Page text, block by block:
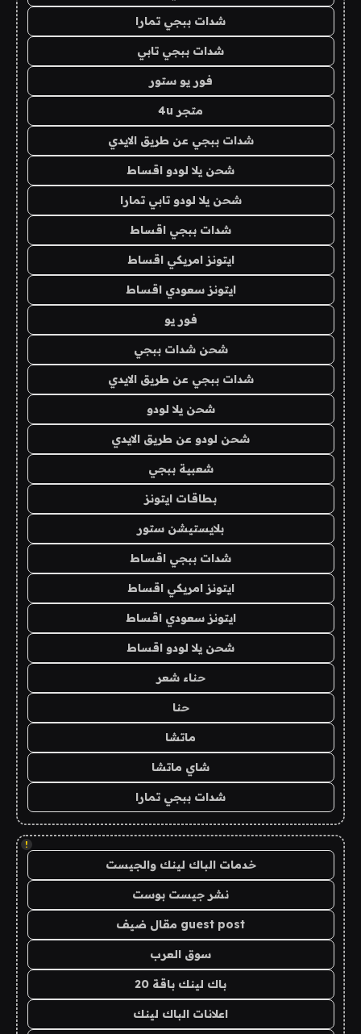
شدات ببجي تمارا
شدات ببجي تابي
فور يو ستور
متجر 4u
شدات ببجي عن طريق الايدي
شحن يلا لودو اقساط
شحن يلا لودو تابي تمارا
شدات ببجي اقساط
ايتونز امريكي اقساط
ايتونز سعودي اقساط
فور يو
شحن شدات ببجي
شدات ببجي عن طريق الايدي
شحن يلا لودو
شحن لودو عن طريق الايدي
شعبية ببجي
بطاقات ايتونز
بلايستيشن ستور
شدات ببجي اقساط
ايتونز امريكي اقساط
ايتونز سعودي اقساط
شحن يلا لودو اقساط
حناء شعر
حنا
ماتشا
شاي ماتشا
شدات ببجي تمارا
!
خدمات الباك لينك والجيست
نشر جيست بوست
guest post مقال ضيف
سوق العرب
باك لينك باقة 20
اعلانات الباك لينك